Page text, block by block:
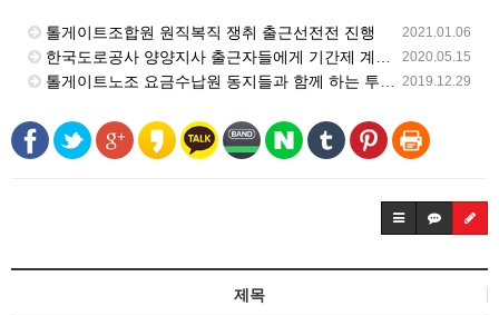
2021.01.06
톨게이트조합원 원직복직 쟁취 출근선전전 진행
2020.05.15
한국도로공사 양양지사 출근자들에게 기간제 계약서 작성 강요, 폭력 강제 퇴거
2019.12.29
톨게이트노조 요금수납원 동지들과 함께 하는 투쟁 지지연대 피켓팅-12월 27일
제목